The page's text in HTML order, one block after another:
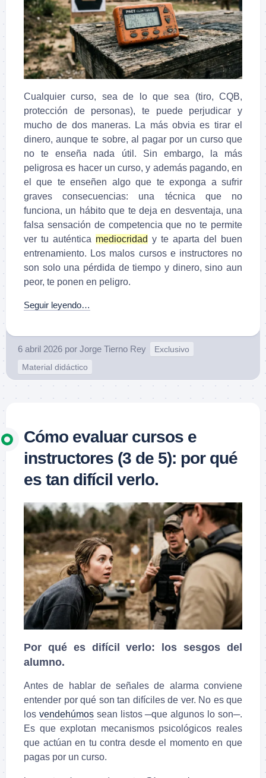
Cualquier curso, sea de lo que sea (tiro, CQB,
protección de personas), te puede perjudicar y
mucho de dos maneras. La más obvia es tirar el
dinero, aunque te sobre, al pagar por un curso que
no te enseña nada útil. Sin embargo, la más
peligrosa es hacer un curso, y además pagando, en
el que te enseñen algo que te exponga a sufrir
graves consecuencias: una técnica que no
funciona, un hábito que te deja en desventaja, una
falsa sensación de competencia que no te permite
ver tu auténtica mediocridad y te aparta del buen
entrenamiento. Los malos cursos e instructores no
son solo una pérdida de tiempo y dinero, sino aun
peor, te ponen en peligro.
Seguir leyendo…
6 abril 2026 por Jorge Tierno Rey
Exclusivo
Material didáctico
Cómo evaluar cursos e
instructores (3 de 5): por qué
es tan difícil verlo.
Por qué es difícil verlo: los sesgos del
alumno.
Antes de hablar de señales de alarma conviene
entender por qué son tan difíciles de ver. No es que
los vendehúmossean listos ─que algunos lo son─.
Es que explotan mecanismos psicológicos reales
que actúan en tu contra desde el momento en que
pagas por un curso.